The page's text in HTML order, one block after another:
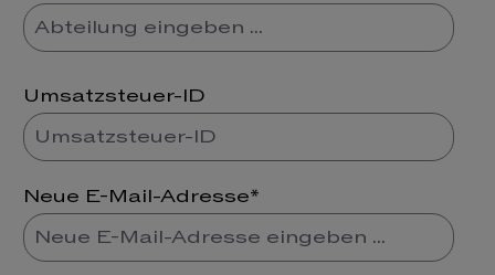
Umsatzsteuer-ID
Neue E-Mail-Adresse*